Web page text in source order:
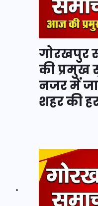
गोरखपुर
की प्रमुख
नजर में
शहर की